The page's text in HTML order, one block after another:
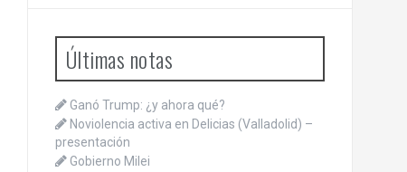
Últimas notas
Ganó Trump: ¿y ahora qué?
Noviolencia activa en Delicias (Valladolid) –
presentación
Gobierno Milei